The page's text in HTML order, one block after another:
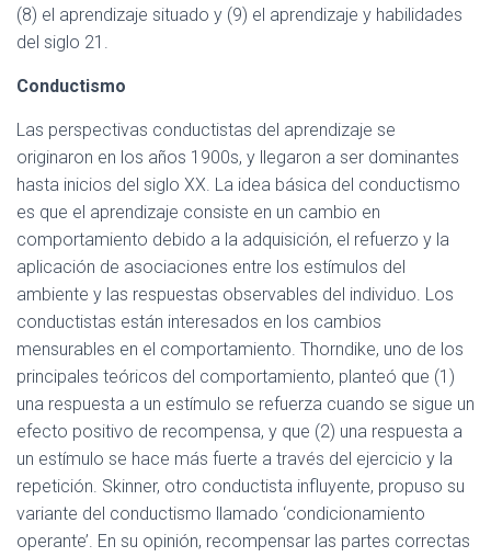
(8) el aprendizaje situado y (9) el aprendizaje y habilidades
del siglo 21.
Conductismo
Las perspectivas conductistas del aprendizaje se
originaron en los años 1900s, y llegaron a ser dominantes
hasta inicios del siglo XX. La idea básica del conductismo
es que el aprendizaje consiste en un cambio en
comportamiento debido a la adquisición, el refuerzo y la
aplicación de asociaciones entre los estímulos del
ambiente y las respuestas observables del individuo. Los
conductistas están interesados ​​en los cambios
mensurables en el comportamiento. Thorndike, uno de los
principales teóricos del comportamiento, planteó que (1)
una respuesta a un estímulo se refuerza cuando se sigue un
efecto positivo de recompensa, y que (2) una respuesta a
un estímulo se hace más fuerte a través del ejercicio y la
repetición. Skinner, otro conductista influyente, propuso su
variante del conductismo llamado ‘condicionamiento
operante’. En su opinión, recompensar las partes correctas